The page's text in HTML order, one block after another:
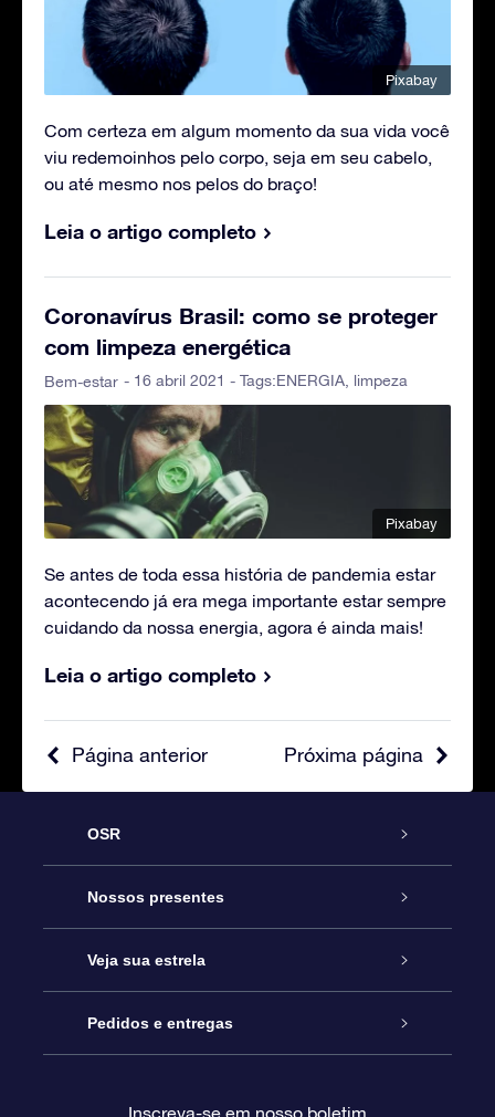
Pixabay
Com certeza em algum momento da sua vida você
viu redemoinhos pelo corpo, seja em seu cabelo,
ou até mesmo nos pelos do braço!
Leia o artigo completo
Coronavírus Brasil: como se proteger
com limpeza energética
Bem-estar - 16 abril 2021 - Tags:ENERGIA limpeza
Pixabay
Se antes de toda essa história de pandemia estar
acontecendo já era mega importante estar sempre
cuidando da nossa energia, agora é ainda mais!
Leia o artigo completo
Próxima página
Página anterior
OSR
Serviço
Entre em contato conosco
Blog
Nossos presentes
Presente estrelar on-line
Pacote de presente da OSR
Veja sua estrela
Star Register
Pedidos e entregas
Inscreva-se em nosso boletim